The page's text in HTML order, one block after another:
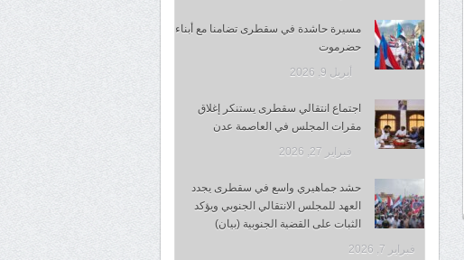
مسيرة حاشدة في سقطرى تضامنا مع أبناء
حضرموت
أبريل 9, 2026
اجتماع انتقالي سقطرى يستنكر إغلاق
مقرات المجلس في العاصمة عدن
فبراير 27, 2026
حشد جماهيري واسع في سقطرى يجدد
العهد للمجلس الانتقالي الجنوبي ويؤكد
الثبات على القضية الجنوبية (بيان)
فبراير 7, 2026